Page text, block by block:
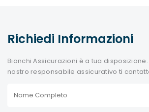
Richiedi Informazioni
Bianchi Assicurazioni è a tua
nostro responsabile assicurativo ti